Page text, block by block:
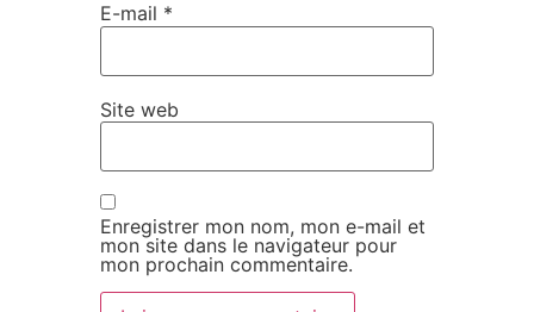
E-mail *
Site web
Enregistrer mon nom, mon e-mail et
mon site dans le navigateur pour
mon prochain commentaire.